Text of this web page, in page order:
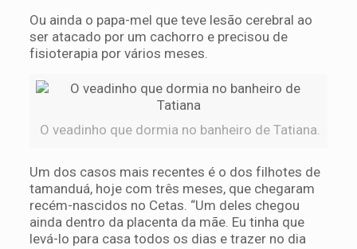
Ou ainda o papa-mel que teve lesão cerebral ao
ser atacado por um cachorro e precisou de
fisioterapia por vários meses.
O veadinho que dormia no banheiro de Tatiana.
Um dos casos mais recentes é o dos filhotes de
tamanduá, hoje com três meses, que chegaram
recém-nascidos no Cetas. “Um deles chegou
ainda dentro da placenta da mãe. Eu tinha que
levá-lo para casa todos os dias e trazer no dia